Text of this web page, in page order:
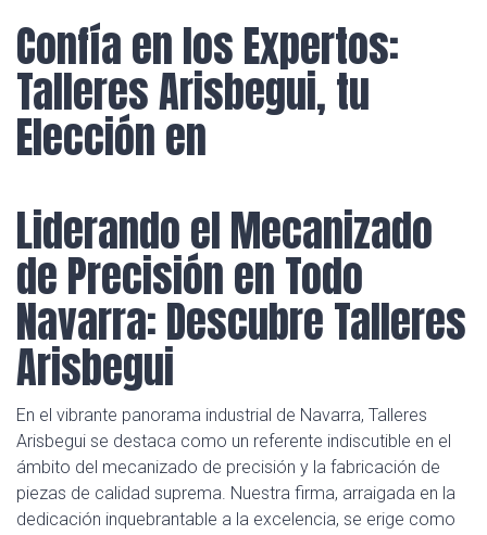
Confía en los Expertos:
Talleres Arisbegui, tu
Elección en
Liderando el Mecanizado
de Precisión en Todo
Navarra: Descubre Talleres
Arisbegui
En el vibrante panorama industrial de Navarra, Talleres
Arisbegui se destaca como un referente indiscutible en el
ámbito del mecanizado de precisión y la fabricación de
piezas de calidad suprema. Nuestra firma, arraigada en la
dedicación inquebrantable a la excelencia, se erige como